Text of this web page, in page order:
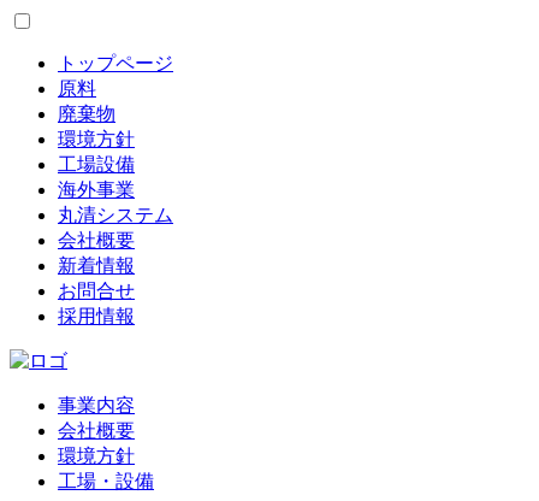
トップページ
原料
廃棄物
環境方針
工場設備
海外事業
丸清システム
会社概要
新着情報
お問合せ
採用情報
事業内容
会社概要
環境方針
工場・設備